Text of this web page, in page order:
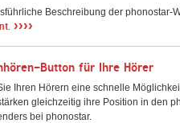
Beschreibung der
››››
Button für Ihre Hörer
Ihren Hörern eine schnelle
gleichzeitig ihre Position in den
bei phonostar.